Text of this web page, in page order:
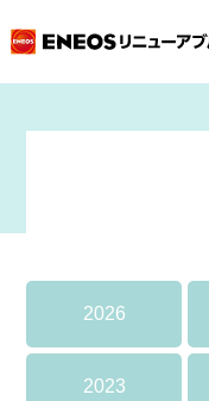
2026
2023